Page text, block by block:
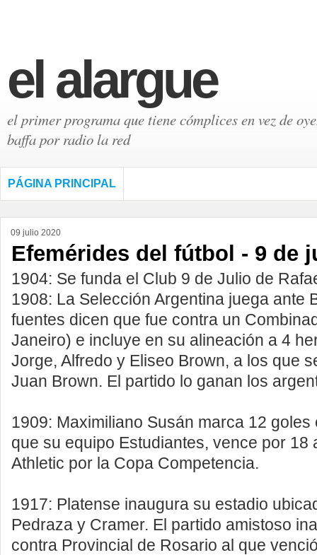
el alargue
el primer programa que tiene cómplices en vez de
baffa por radio la red
PÁGINA PRINCIPAL
09 julio 2020
Efemérides del fútbol - 9 de
1904: Se funda el Club 9 de Julio de
1908: La Selección Argentina juega ante
fuentes dicen que fue contra un
Janeiro) e incluye en su alineación a 4
Jorge, Alfredo y Eliseo Brown, a los que
Juan Brown. El partido lo ganan los
1909: Maximiliano Susán marca 12 goles
que su equipo Estudiantes, vence por 18
Athletic por la Copa Competencia.
1917: Platense inaugura su estadio
Pedraza y Cramer. El partido amistoso
contra Provincial de Rosario al que